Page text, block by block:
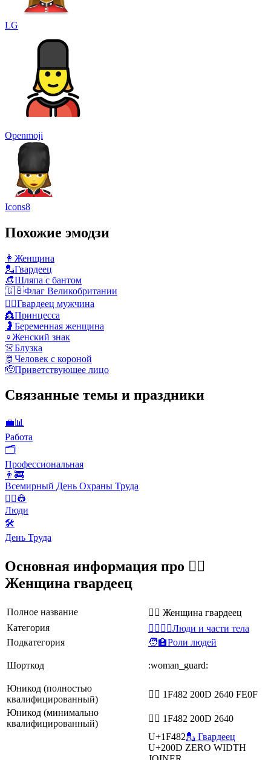
LG
Openmoji
Icons8
Похожие эмодзи
👩 Женщина
💂Гвардеец
👒Шляпа с бантом
🇬🇧Флаг Великобритании
💂‍♂️Гвардеец мужчина
👸Принцесса
🤰 Беременная женщина
♀️Женский знак
👚Блузка
🫅 Человек с короной
🫡Приветствующее лицо
Связанные темы и праздники
💼📊
Работа
🗂
Профессиональная
👨‍🚒
Всемирный День Охраны Труда
👨‍✈️👷
Люди
🛠
День Труда
Основная информация про 💂‍♀️
Женщина гвардеец
Полное название
💂‍♀️ Женщина гвардеец
Категория
👩‍❤️‍💋‍👨Люди и части тела
Подкатегория
🧑‍🏫Роли людей
Шорткод :woman_guard:
Юникод (полностью
квалифицированный)
💂‍♀️ 1F482 200D 2640 FE0F
Юникод (минимально
квалифицированный)
💂‍♀ 1F482 200D 2640
U+1F482💂 Гвардеец
U+200D ZERO WIDTH